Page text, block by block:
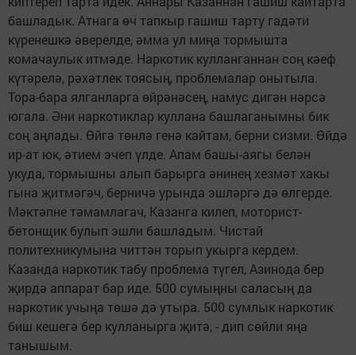
башладык. Атнага өч тапкыр гашиш тарту гадәти
күренешкә әверелде, әмма ул миңа тормышта
комачаулык итмәде. Наркотик кулланганнан соң кәеф
күтәрелә, рәхәтлек тоясың, проблемалар онытыла.
Тора-бара ялганларга өйрәнәсең, намус дигән нәрсә
югала. Әни наркотиклар куллана башлаганымны бик
соң аңлады. Өйгә төнлә генә кайтам, берни сизми. Өйдә
ир-ат юк, әтием эчеп үлде. Апам башы-аягы белән
укуда, тормышны алып барырга әнинең хезмәт хакы
гына җитмәгәч, берничә урында эшләргә дә өлгерде.
Мәктәпне тәмамлагач, Казанга килеп, моторист-
бетонщик булып эшли башладым. Чистай
политехникумына читтән торып укырга кердем.
Казанда наркотик табу проблема түгел, Азинода бер
җирдә аппарат бар иде. 500 сумыңны саласың да
наркотик учыңа төшә дә утыра. 500 сумлык наркотик
биш кешегә бер кулланырга җитә, - дип сөйли яңа
танышым.